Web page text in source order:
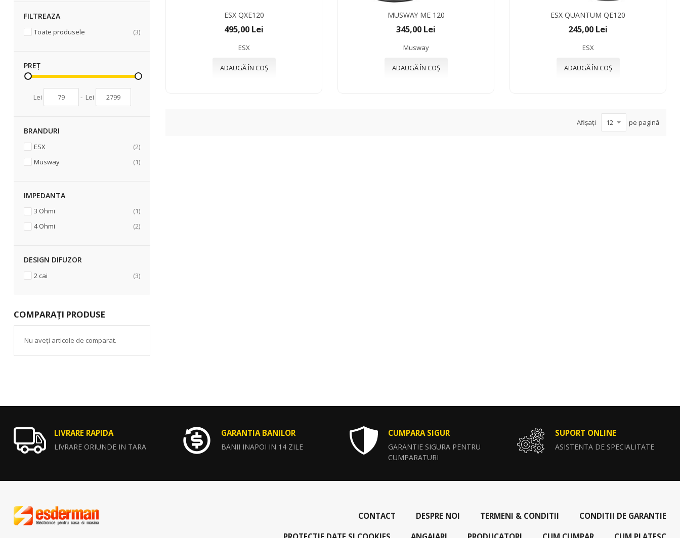
ESX QXE120
495,00 Lei
ESX
ADAUGĂ ÎN COȘ
MUSWAY ME 120
345,00 Lei
Musway
ADAUGĂ ÎN COȘ
ESX QUANTUM QE120
245,00 Lei
ESX
ADAUGĂ ÎN COȘ
Afișați pe pagină
FILTREAZA
Toate produsele 3articole
PREȚ
Lei - Lei
BRANDURI
ESX 2articole
Musway
1articol
IMPEDANTA
3 Ohmi 1articol
4 Ohmi
2articole
DESIGN DIFUZOR
2 cai 3articole
COMPARAȚI PRODUSE
Nu aveți articole de comparat.
LIVRARE RAPIDA
LIVRARE ORIUNDE IN TARA
GARANTIA BANILOR
BANII INAPOI IN 14 ZILE
CUMPARA SIGUR
GARANTIE SIGURA PENTRU
CUMPARATURI
SUPORT ONLINE
ASISTENTA DE SPECIALITATE
CONTACT DESPRE NOI TERMENI & CONDITII CONDITII DE GARANTIE